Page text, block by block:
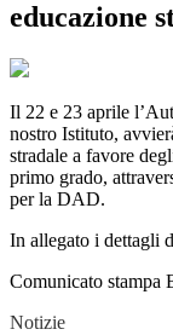
educazione
Il 22 e 23 aprile
nostro Istituto,
stradale a favore
primo grado,
per la DAD.
In allegato i dettagli
Comunicato stampa
Notizie